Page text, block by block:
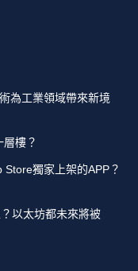
為工業領域帶來新境
樓？
獨家上架的APP？
以太坊都未來將被